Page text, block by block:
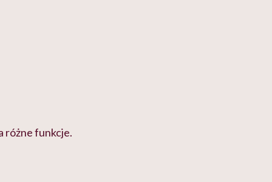
różne funkcje.